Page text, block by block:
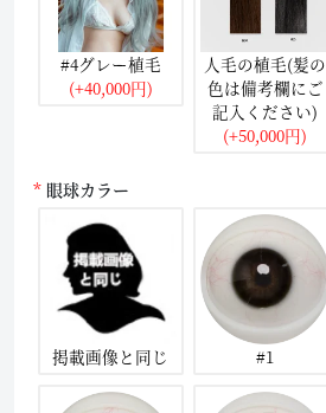
#4グレー植毛
(+40,000円)
人毛の植毛(髪の
色は備考欄にご
記入ください)
(+50,000円)
眼球カラー
掲載画像と同じ #1